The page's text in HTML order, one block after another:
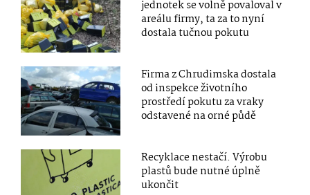
jednotek se volně povaloval v
areálu firmy, ta za to nyní
dostala tučnou pokutu
Firma z Chrudimska dostala
od inspekce životního
prostředí pokutu za vraky
odstavené na orné půdě
Recyklace nestačí. Výrobu
plastů bude nutné úplně
ukončit